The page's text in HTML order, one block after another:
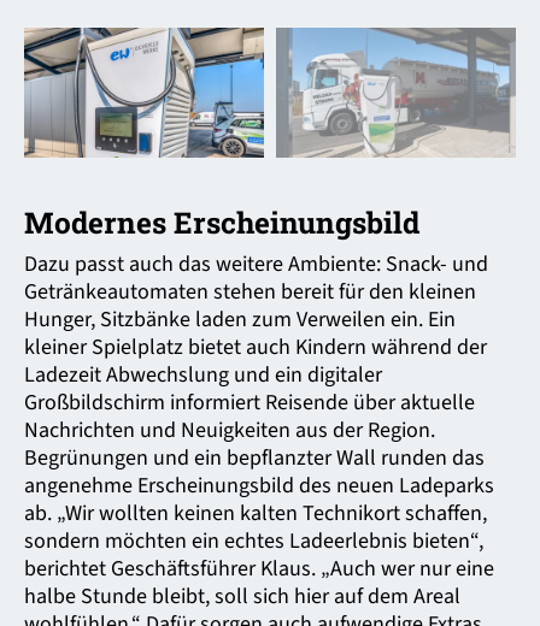
Modernes Erscheinungsbild
Dazu passt auch das weitere Ambiente: Snack- und
Getränke­automaten stehen bereit für den kleinen
Hunger, Sitzbänke laden zum Verweilen ein. Ein
kleiner Spielplatz bietet auch Kindern während der
Ladezeit Abwechslung und ein digitaler
Großbildschirm informiert Reisende über aktuelle
Nachrichten und Neuigkeiten aus der Region.
Begrünungen und ein bepflanzter Wall runden das
angenehme Erscheinungs­bild des neuen Ladeparks
ab. „Wir wollten keinen kalten Technikort schaffen,
sondern möchten ein echtes Lade­erlebnis bieten“,
berichtet Geschäftsführer Klaus. „Auch wer nur eine
halbe Stunde bleibt, soll sich hier auf dem Areal